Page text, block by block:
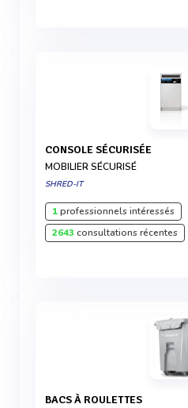
CONSOLE SÉCURISÉE
MOBILIER SÉCURISÉ
SHRED-IT
1professionnels intéressés
2643 consultations récentes
BACS À ROULETTES